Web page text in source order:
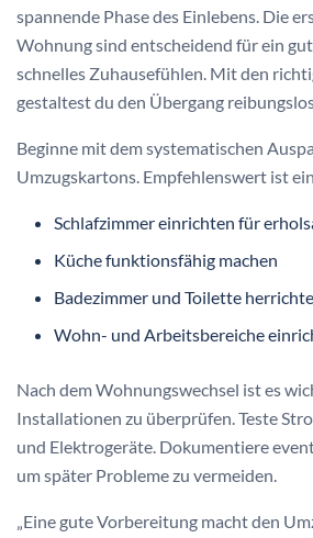
spannende Phase des Einlebens. Die
Wohnung sind entscheidend für ein
schnelles Zuhausefühlen. Mit den
gestaltest du den Übergang
Beginne mit dem systematischen
Umzugskartons. Empfehlenswert ist
Schlafzimmer einrichten für
Küche funktionsfähig machen
Badezimmer und Toilette
Wohn- und Arbeitsbereiche
Nach dem Wohnungswechsel ist es
Installationen zu überprüfen. Teste
und Elektrogeräte. Dokumentiere
um später Probleme zu vermeiden.
„Eine gute Vorbereitung macht den